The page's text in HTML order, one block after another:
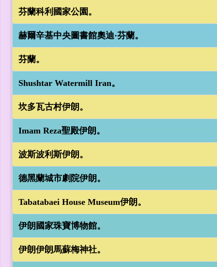
芬蘭科利國家公園。
赫爾辛基中央圖書館奧迪·芬蘭。
芬蘭。
Shushtar Watermill Iran。
坎多瓦古村伊朗。
Imam Reza聖殿伊朗。
波斯波利斯伊朗。
德黑蘭城市劇院伊朗。
Tabatabaei House Museum伊朗。
伊朗國家珠寶博物館。
伊朗伊朗馬蘇梅神社。